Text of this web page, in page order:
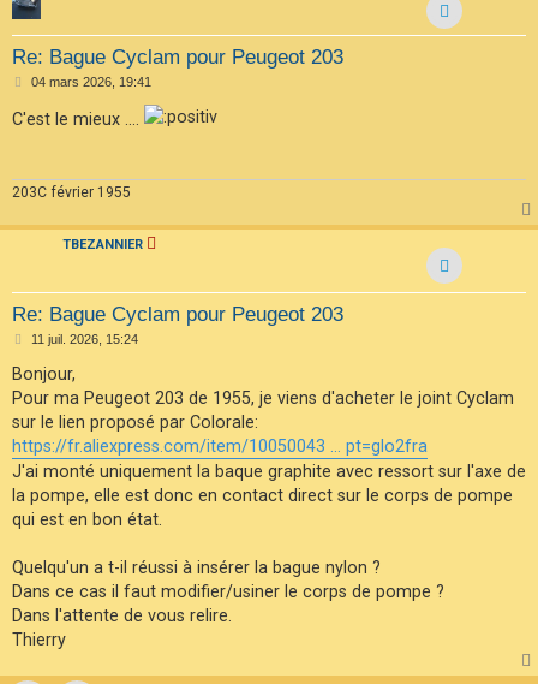
Re: Bague Cyclam pour Peugeot 203
M
s
04 mars 2026, 19:41
C'est le mieux ....
203C février 1955
TBEZANNIER
Re: Bague Cyclam pour Peugeot 203
M
s
s
a
g
e
11 juil. 2026, 15:24
Bonjour,
Pour ma Peugeot 203 de 1955, je viens d'acheter le joint Cyclam
sur le lien proposé par Colorale:
https://fr.aliexpress.com/item/10050043 ... pt=glo2fra
J'ai monté uniquement la baque graphite avec ressort sur l'axe de
la pompe, elle est donc en contact direct sur le corps de pompe
qui est en bon état.
Quelqu'un a t-il réussi à insérer la bague nylon ?
Dans ce cas il faut modifier/usiner le corps de pompe ?
Dans l'attente de vous relire.
Thierry